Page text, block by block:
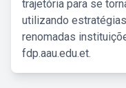
trajetória para se
utilizando
renomadas
fdp.aau.edu.et.